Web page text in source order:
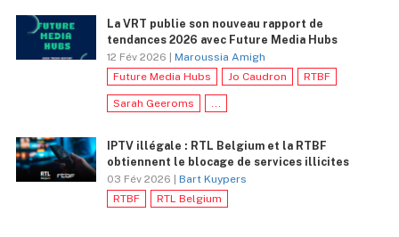
La VRT publie son nouveau rapport de
tendances 2026 avec Future Media Hubs
12 Fév 2026 | Maroussia Amigh
Future Media Hubs
Jo Caudron RTBF
Sarah Geeroms
IPTV illégale : RTL Belgium et la RTBF
obtiennent le blocage de services illicites
03 Fév 2026 | Bart Kuypers
RTBF
RTL Belgium